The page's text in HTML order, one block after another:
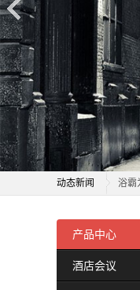
动态新闻
老板
浴霸
任
正
产品中心
酒店会议
酒
店
会
议
旅
游